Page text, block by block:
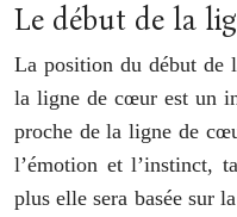
Le début de la
La position du début de
la ligne de cœur est un
proche de la ligne de
l’émotion et l’instinct,
plus elle sera basée sur